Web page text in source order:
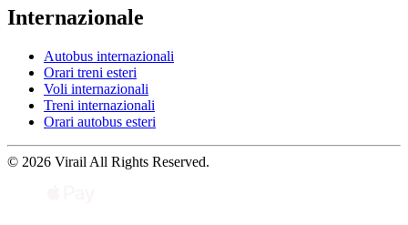
Internazionale
Autobus internazionali
Orari treni esteri
Voli internazionali
Treni internazionali
Orari autobus esteri
© 2026 Virail All Rights Reserved.